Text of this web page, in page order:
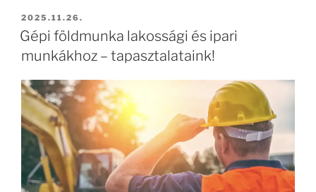
BEKÜLDVE:
2025.11.26.
Gépi földmunka lakossági és ipari
munkákhoz – tapasztalataink!